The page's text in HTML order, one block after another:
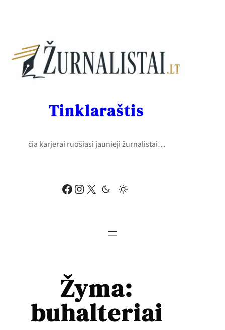
Facebook Instagram X
Tinklaraštis
čia karjerai ruošiasi jaunieji žurnalistai…
Žyma:
buhalteriai